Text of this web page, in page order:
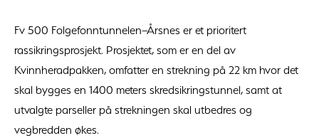
Fv 500 Folgefonntunnelen–Årsnes er et prioritert
rassikringsprosjekt. Prosjektet, som er en del av
Kvinnheradpakken, omfatter en strekning på 22 km hvor det
skal bygges en 1400 meters skredsikringstunnel, samt at
utvalgte parseller på strekningen skal utbedres og
vegbredden økes.